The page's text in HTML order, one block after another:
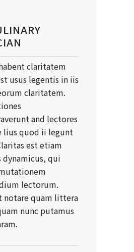
claritatem
usus legentis in iis
claritatem.
and lectores
lius quod ii legunt
est etiam
dynamicus, qui
lectorum.
notare quam littera
nunc putamus